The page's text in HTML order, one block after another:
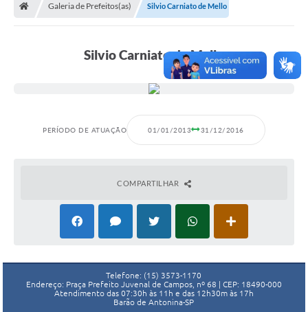
Galeria de Prefeitos(as) Silvio Carniato de Mello
Silvio Carniato de Mello
PERÍODO DE ATUAÇÃO 01/01/2013 31/12/2016
COMPARTILHAR
Telefone: (15) 3573-1170
Endereço: Praça Prefeito Juvenal de Campos, nº 68 | CEP: 18490-000
Atendimento das 07:30h às 11h e das 12h30m às 17h
Barão de Antonina-SP